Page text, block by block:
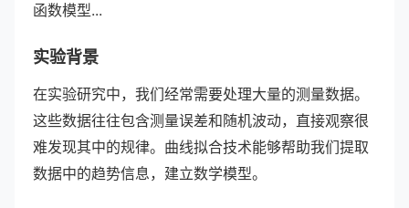
函数模型...
实验背景
在实验研究中，我们经常需要处理大量的测量数据。
这些数据往往包含测量误差和随机波动，直接观察很
难发现其中的规律。曲线拟合技术能够帮助我们提取
数据中的趋势信息，建立数学模型。